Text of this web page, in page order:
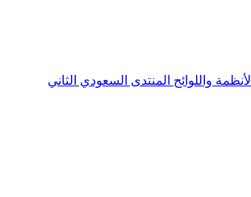
الأنظمة واللوائح المنتدى السعودي الثاني